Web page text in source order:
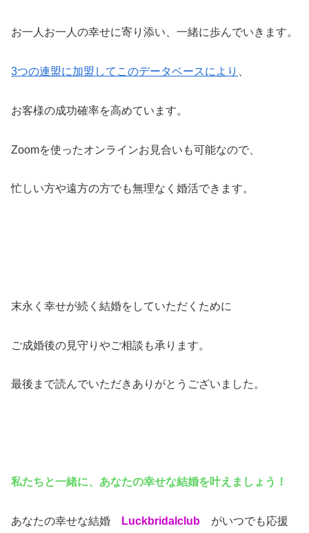
お一人お一人の幸せに寄り添い、一緒に歩んでいきます。
3つの連盟に加盟してこのデータベースにより
お客様の成功確率を高めています。
Zoomを使ったオンラインお見合いも可能なので、
忙しい方や遠方の方でも無理なく婚活できます。
末永く幸せが続く結婚をしていただくために
ご成婚後の見守りやご相談も承ります。
最後まで読んでいただきありがとうございました。
私たちと一緒に、あなたの幸せな結婚を叶えましょう！
あなたの幸せな結婚 Luckbridalclub がいつでも応援